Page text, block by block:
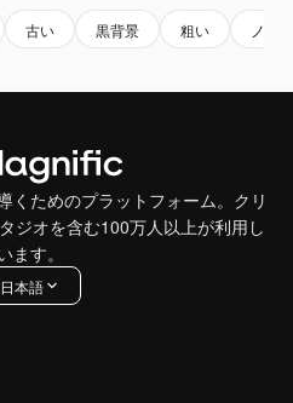
古い 黒背景 粗い ノイズ
くためのプラットフォーム。クリ
ジオを含む100万人以上が利用し
ます。
日本語